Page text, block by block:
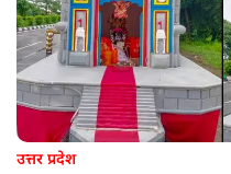
उत्तर प्रदेश